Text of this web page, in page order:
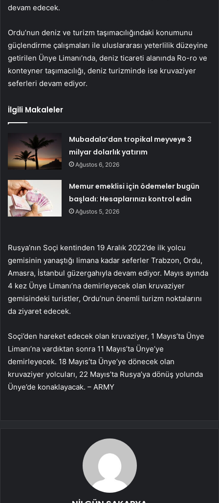
devam edecek.
Ordu’nun deniz ve turizm taşımacılığındaki konumunu
güçlendirme çalışmaları ile uluslararası yeterlilik düzeyine
getirilen Ünye Limanı’nda, deniz ticareti alanında Ro-ro ve
konteyner taşımacılığı, deniz turizminde ise kruvaziyer
seferleri devam ediyor.
İlgili Makaleler
Mubadala’dan tropikal meyveye 3
milyar dolarlık yatırım
Ağustos 6, 2026
Memur emeklisi için ödemeler bugün
başladı: Hesaplarınızı kontrol edin
Ağustos 5, 2026
Rusya’nın Soçi kentinden 19 Aralık 2022’de ilk yolcu
gemisinin yanaştığı limana kadar seferler Trabzon, Ordu,
Amasra, İstanbul güzergahıyla devam ediyor. Mayıs ayında
4 kez Ünye Limanı’na demirleyecek olan kruvaziyer
gemisindeki turistler, Ordu’nun önemli turizm noktalarını
da ziyaret edecek.
Soçi’den hareket edecek olan kruvaziyer, 1 Mayıs’ta Ünye
Limanı’na vardıktan sonra 11 Mayıs’ta Ünye’ye
demirleyecek. 18 Mayıs’ta Ünye’ye dönecek olan
kruvaziyer yolcuları, 22 Mayıs’ta Rusya’ya dönüş yolunda
Ünye’de konaklayacak. – ARMY